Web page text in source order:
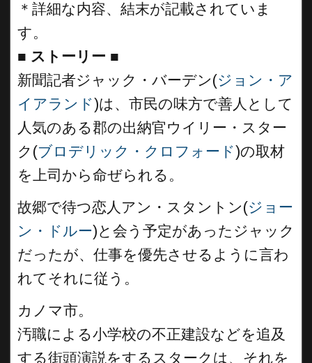
＊詳細な内容、結末が記載されていま
す。
■ ストーリー ■
新聞記者ジャック・バーデン(ジョン・ア
イアランド)は、市民の味方で善人として
人気のある郡の出納官ウイリー・スター
ク(ブロデリック・クロフォード)の取材
を上司から命ぜられる。
故郷で待つ恋人アン・スタントン(ジョー
ン・ドルー)と会う予定があったジャック
だったが、仕事を優先させるように言わ
れてそれに従う。
カノマ市。
汚職による小学校の不正建設などを追及
する街頭演説をするスタークは、それを